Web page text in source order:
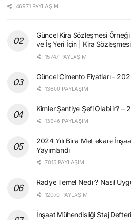
46971 PAYLAŞIM
Güncel Kira Sözleşmesi
ve İş Yeri İçin | Kira
15747 PAYLAŞIM
Güncel Çimento Fiyatları –
13600 PAYLAŞIM
Kimler Şantiye Şefi Olabilir? –
13946 PAYLAŞIM
2024 Yılı Bina Metrekare
Yayımlandı
7015 PAYLAŞIM
Radye Temel Nedir? Nasıl
12070 PAYLAŞIM
İnşaat Mühendisliği Staj